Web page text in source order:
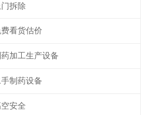
门拆除
看货估价
加工生产设备
手制药设备
安全